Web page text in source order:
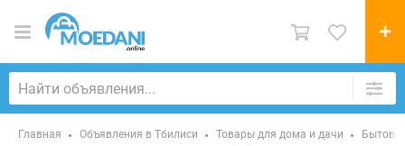
Главная Объявления в Тбилиси Товары для дома и дачи